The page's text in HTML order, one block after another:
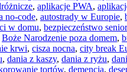
, aplikacje PWA,
no-code, autostrady w Europie,
w domu, bezpieczeństwo
Boże Narodzenie poza domem,
krwi, cisza nocna, city break
, dania z kaszy, dania z ryżu,
tortów, demencja,